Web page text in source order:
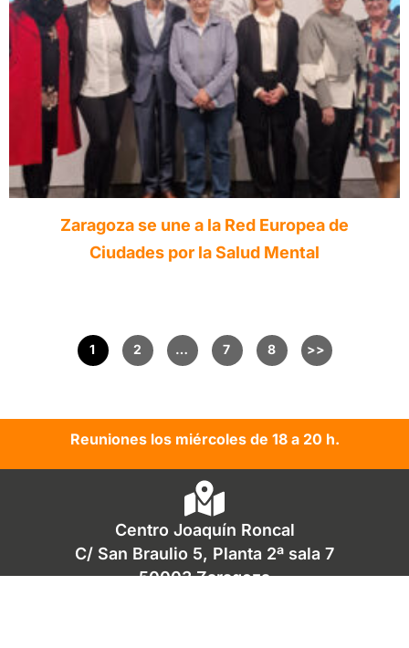
Zaragoza se une a la Red Europea de
Ciudades por la Salud Mental
1 2 … 7 8
Reuniones los miércoles de 18 a 20 h.
Centro Joaquín Roncal
C/ San Braulio 5, Planta 2ª sala 7
50003 Zaragoza